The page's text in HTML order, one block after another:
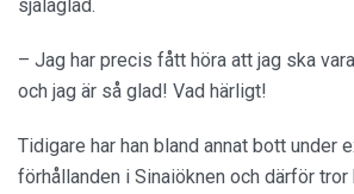
själaglad.
– Jag har precis fått höra att jag ska
och jag är så glad! Vad härligt!
Tidigare har han bland annat bott under
förhållanden i Sinaiöknen och därför tror